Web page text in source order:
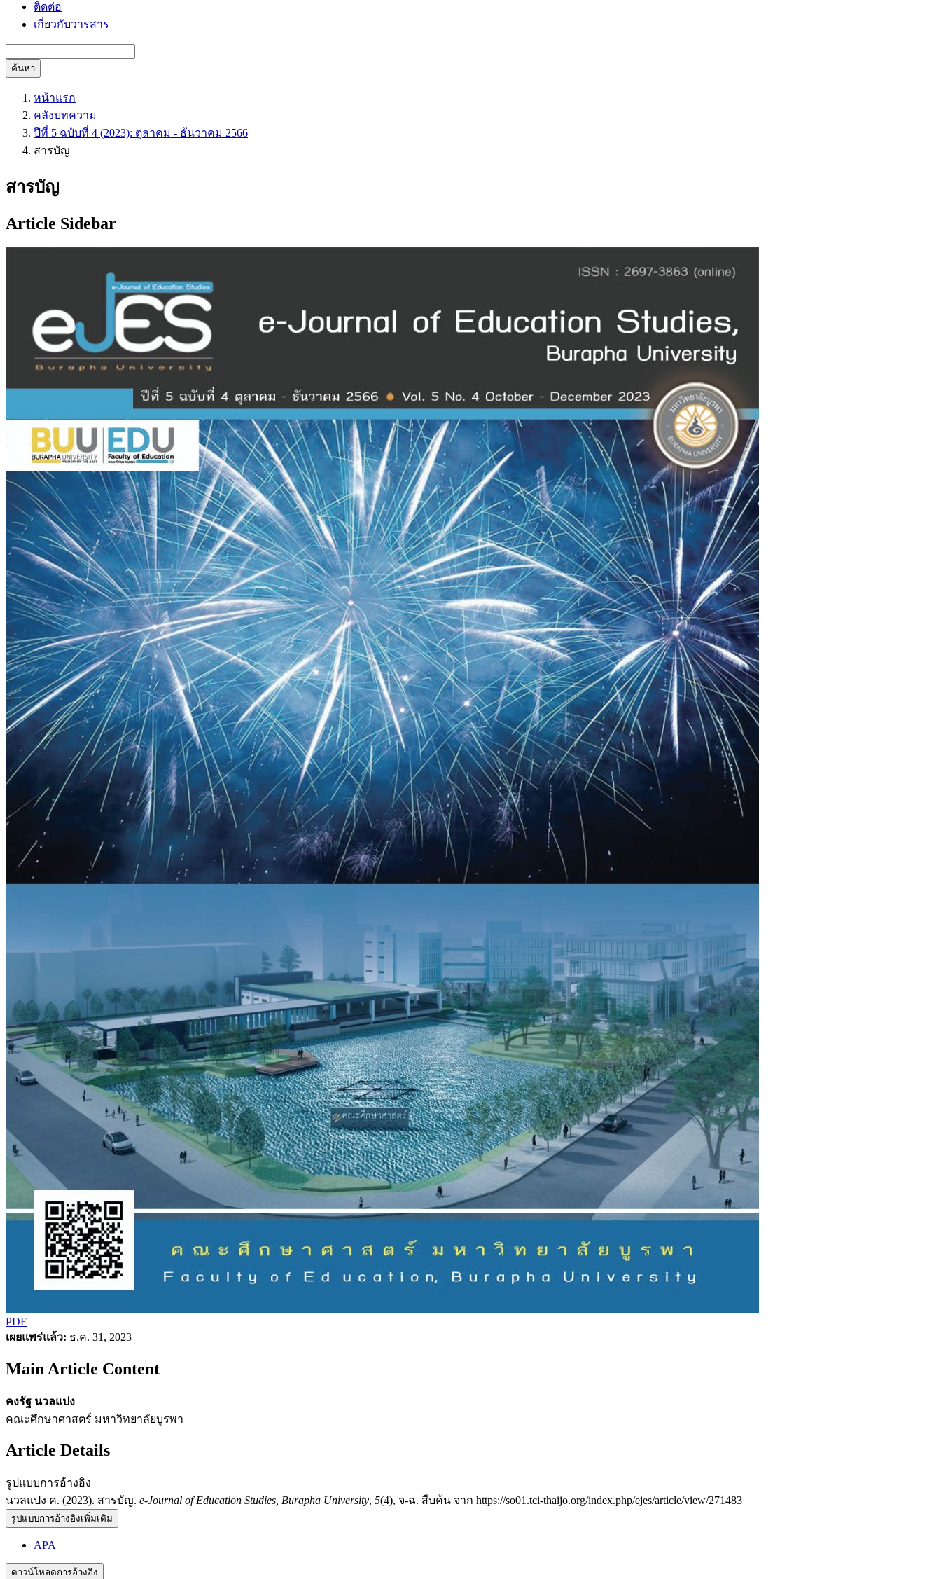
ติดต่อ
เกี่ยวกับวารสาร
ค้นหา
หน้าแรก
คลังบทความ
ปีที่ 5 ฉบับที่ 4 (2023): ตุลาคม - ธันวาคม 2566
สารบัญ
สารบัญ
Article Sidebar
PDF
เผยแพร่แล้ว: ธ.ค. 31, 2023
Main Article Content
คงรัฐ นวลแปง
คณะศึกษาศาสตร์ มหาวิทยาลัยบูรพา
Article Details
รูปแบบการอ้างอิง
นวลแปง ค. (2023). สารบัญ. e-Journal of Education Studies, Burapha University, 5(4), จ-ฉ. สืบค้น จาก https://so01.tci-thaijo.org/index.php/ejes/article/view/271483
รูปแบบการอ้างอิงเพิ่มเติม
APA
ดาวน์โหลดการอ้างอิง